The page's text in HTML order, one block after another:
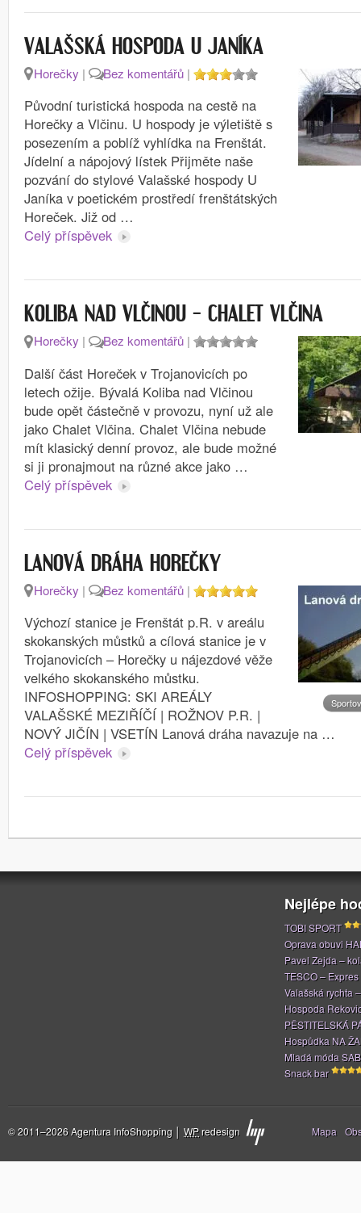
VALAŠSKÁ HOSPODA U JANÍKA
Horečky | Bez komentářů |
Původní turistická hospoda na cestě na
Horečky a Vlčinu. U hospody je výletiště s
posezením a poblíž vyhlídka na Frenštát.
Jídelní a nápojový lístek Přijměte naše
pozvání do stylové Valašské hospody U
Janíka v poetickém prostředí frenštátských
Horeček. Již od …
Celý příspěvek
KOLIBA NAD VLČINOU – CHALET VLČINA
Horečky | Bez komentářů |
Další část Horeček v Trojanovicích po
letech ožije. Bývalá Koliba nad Vlčinou
bude opět částečně v provozu, nyní už ale
jako Chalet Vlčina. Chalet Vlčina nebude
mít klasický denní provoz, ale bude možné
si ji pronajmout na různé akce jako …
Celý příspěvek
LANOVÁ DRÁHA HOREČKY
Horečky | Bez komentářů |
Výchozí stanice je Frenštát p.R. v areálu
skokanských můstků a cílová stanice je v
Trojanovicích – Horečky u nájezdové věže
velkého skokanského můstku.
INFOSHOPPING: SKI AREÁLY
VALAŠSKÉ MEZIŘÍČÍ | ROŽNOV P.R. |
NOVÝ JIČÍN | VSETÍN Lanová dráha navazuje na …
Celý příspěvek
Nejlépe
TOBI SPORT
Oprava obuvi
Pavel Zejda –
TESCO – Expres
Valašská rychta
Hospoda
PĚSTITELSKÁ
Hospůdka NA
Mladá móda
Snack bar
© 2011–2026 Agentura InfoShopping │ WPredesign Stránky
Mapa